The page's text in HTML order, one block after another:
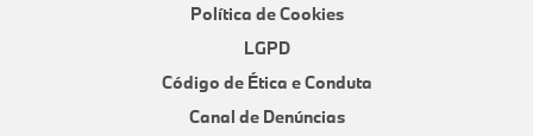
Política de Cookies
LGPD
Código de Ética e Conduta
Canal de Denúncias